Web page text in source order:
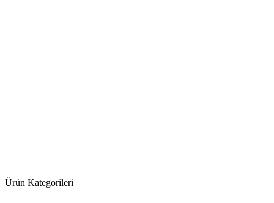
Ürün Kategorileri